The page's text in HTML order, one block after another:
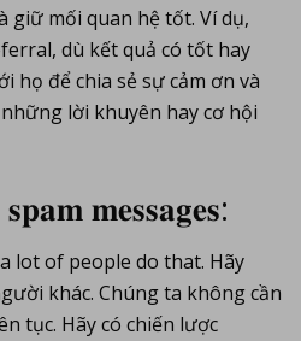
giữ mối quan hệ tốt. Ví dụ,
dù kết quả có tốt hay
họ để chia sẻ sự cảm ơn và
lời khuyên hay cơ hội
𝐦𝐞𝐬𝐬𝐚𝐠𝐞𝐬:
lot of people do that. Hãy
khác. Chúng ta không cần
tục. Hãy có chiến lược